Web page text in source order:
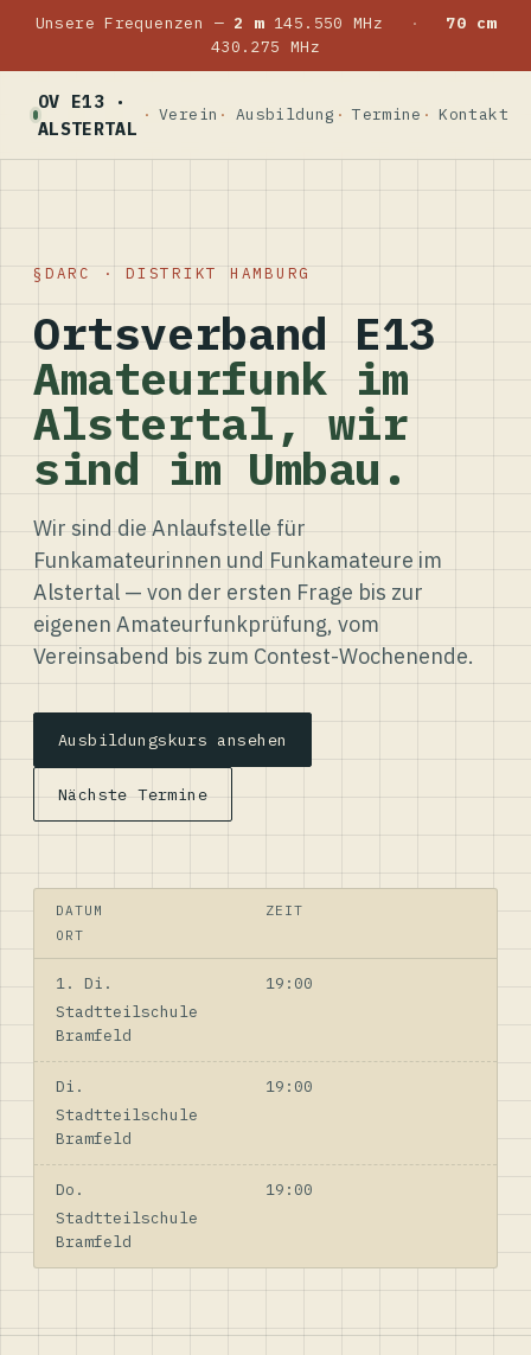
Unsere Frequenzen — 2 m145.550 MHz ·
70 cm
430.275 MHz
OV E13 ·
ALSTERTAL
Verein Ausbildung Termine Kontakt
DARC · DISTRIKT HAMBURG
Ortsverband E13
Amateurfunk im
Alstertal, wir
sind im Umbau.
Wir sind die Anlaufstelle für
Funkamateurinnen und Funkamateure im
Alstertal — von der ersten Frage bis zur
eigenen Amateurfunkprüfung, vom
Vereinsabend bis zum Contest-Wochenende.
Ausbildungskurs ansehen
Nächste Termine
DATUM
ZEIT
ORT
1. Di.
19:00
Stadtteilschule
Bramfeld
Di.
19:00
Stadtteilschule
Bramfeld
Do.
19:00
Stadtteilschule
Bramfeld